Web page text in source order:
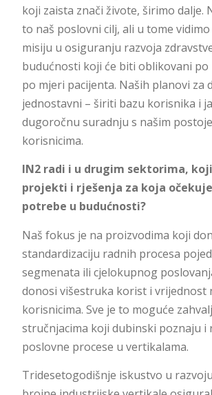
koji zaista znači živote, širimo dalje.
to naš poslovni cilj, ali u tome
misiju u osiguranju razvoja
budućnosti koji će biti oblikovani po
po mjeri pacijenta. Naših planovi za
jednostavni – širiti bazu korisnika i
dugoročnu suradnju s našim
korisnicima.
IN2 radi i u drugim sektorima,
projekti i rješenja za koja
potrebe u budućnosti?
Naš fokus je na proizvodima koji
standardizaciju radnih procesa
segmenata ili cjelokupnog
donosi višestruka korist i vrijednost
korisnicima. Sve je to moguće
stručnjacima koji dubinski poznaju i
poslovne procese u vertikalama.
Tridesetogodišnje iskustvo u